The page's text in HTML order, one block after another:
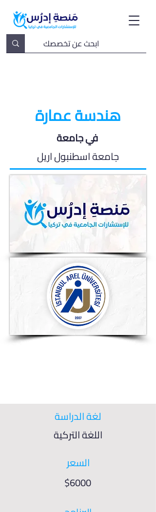
هندسة عمارة
في جامعة
جامعة اسطنبول اريل
لغة الدراسة
اللغة التركية
السعر
$6000